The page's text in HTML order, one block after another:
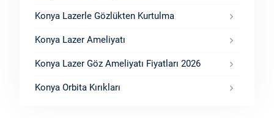
Konya Lazerle Gözlükten Kurtulma
Konya Lazer Ameliyatı
Konya Lazer Göz Ameliyatı Fiyatları 2026
Konya Orbita Kırıkları